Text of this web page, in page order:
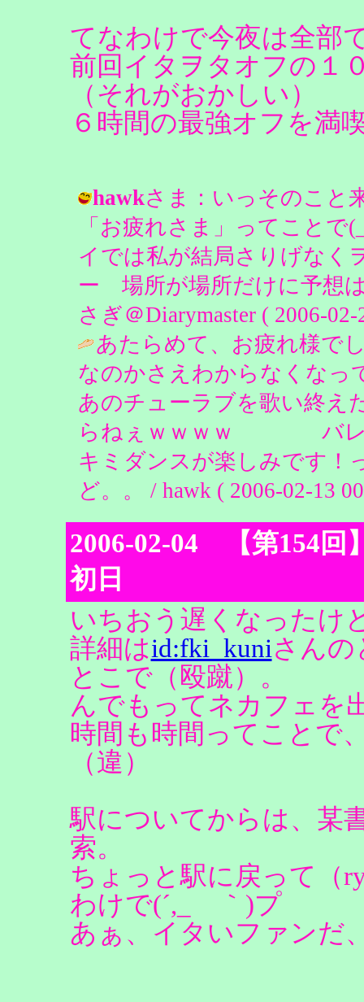
てなわけで今夜は全部
前回イタヲタオフの１
（それがおかしい）
６時間の最強オフを満
hawkさま：いっそのこと
「お疲れさま」ってこと
イでは私が結局さりげなく
ー 場所が場所だけに予想
さぎ＠Diarymaster ( 2006-02-
あたらめて、お疲れ様で
なのかさえわからなく
あのチューラブを歌い終え
らねぇｗｗｗｗ バレラ
キミダンスが楽しみです！
ど。。 / hawk ( 2006-02-13
2006-02-04 【第154回
初日
いちおう遅くなったけ
詳細はid:fki_kuniさんの
とこで（殴蹴）。
んでもってネカフェを
時間も時間ってことで
（違）
駅についてからは、某
索。
ちょっと駅に戻って（
わけで(´,_ゝ｀)プ
あぁ、イタいファンだ